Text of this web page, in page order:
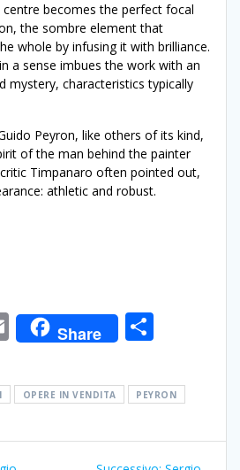
becomes the perfect focal
the sombre element that
whole by infusing it with brilliance.
a sense imbues the work with an
mystery, characteristics typically
Peyron, like others of its kind,
of the man behind the painter
Timpanaro often pointed out,
athletic and robust.
E
m
ai
l
Share
n
di
vi
OPERE IN VENDITA PEYRON